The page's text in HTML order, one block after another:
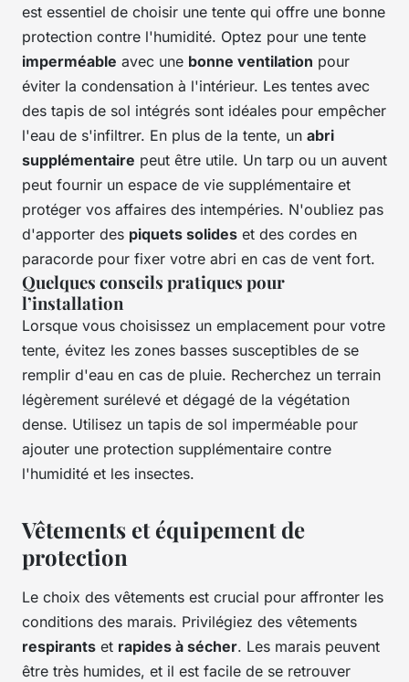
est essentiel de choisir une tente qui offre une bonne
protection contre l'humidité. Optez pour une tente
imperméable avec une bonne ventilation pour
éviter la condensation à l'intérieur. Les tentes avec
des tapis de sol intégrés sont idéales pour empêcher
l'eau de s'infiltrer. En plus de la tente, un abri
supplémentaire peut être utile. Un tarp ou un auvent
peut fournir un espace de vie supplémentaire et
protéger vos affaires des intempéries. N'oubliez pas
d'apporter des piquets solides et des cordes en
paracorde pour fixer votre abri en cas de vent fort.
Quelques conseils pratiques pour
l’installation
Lorsque vous choisissez un emplacement pour votre
tente, évitez les zones basses susceptibles de se
remplir d'eau en cas de pluie. Recherchez un terrain
légèrement surélevé et dégagé de la végétation
dense. Utilisez un tapis de sol imperméable pour
ajouter une protection supplémentaire contre
l'humidité et les insectes.
Vêtements et équipement de
protection
Le choix des vêtements est crucial pour affronter les
conditions des marais. Privilégiez des vêtements
respirants et rapides à sécher. Les marais peuvent
être très humides, et il est facile de se retrouver